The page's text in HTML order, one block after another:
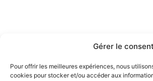
Gérer le
Pour offrir les meilleures expériences, nous
cookies pour stocker et/ou accéder aux